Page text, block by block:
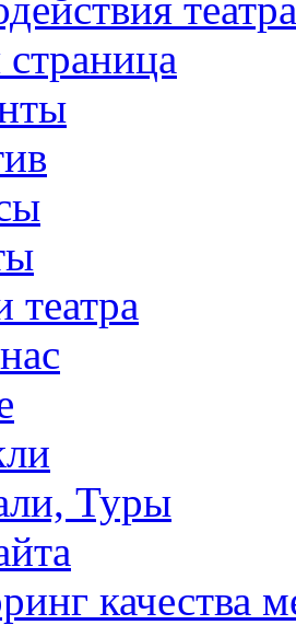
страница
театра
Туры
качества